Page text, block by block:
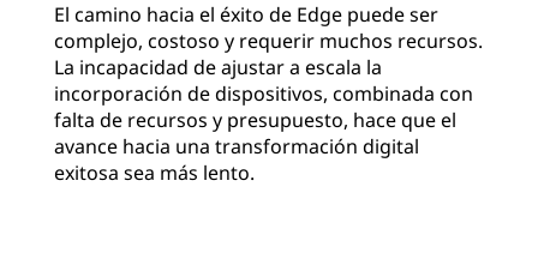
El camino hacia el éxito de Edge puede ser
complejo, costoso y requerir muchos recursos.
La incapacidad de ajustar a escala la
incorporación de dispositivos, combinada con
falta de recursos y presupuesto, hace que el
avance hacia una transformación digital
exitosa sea más lento.